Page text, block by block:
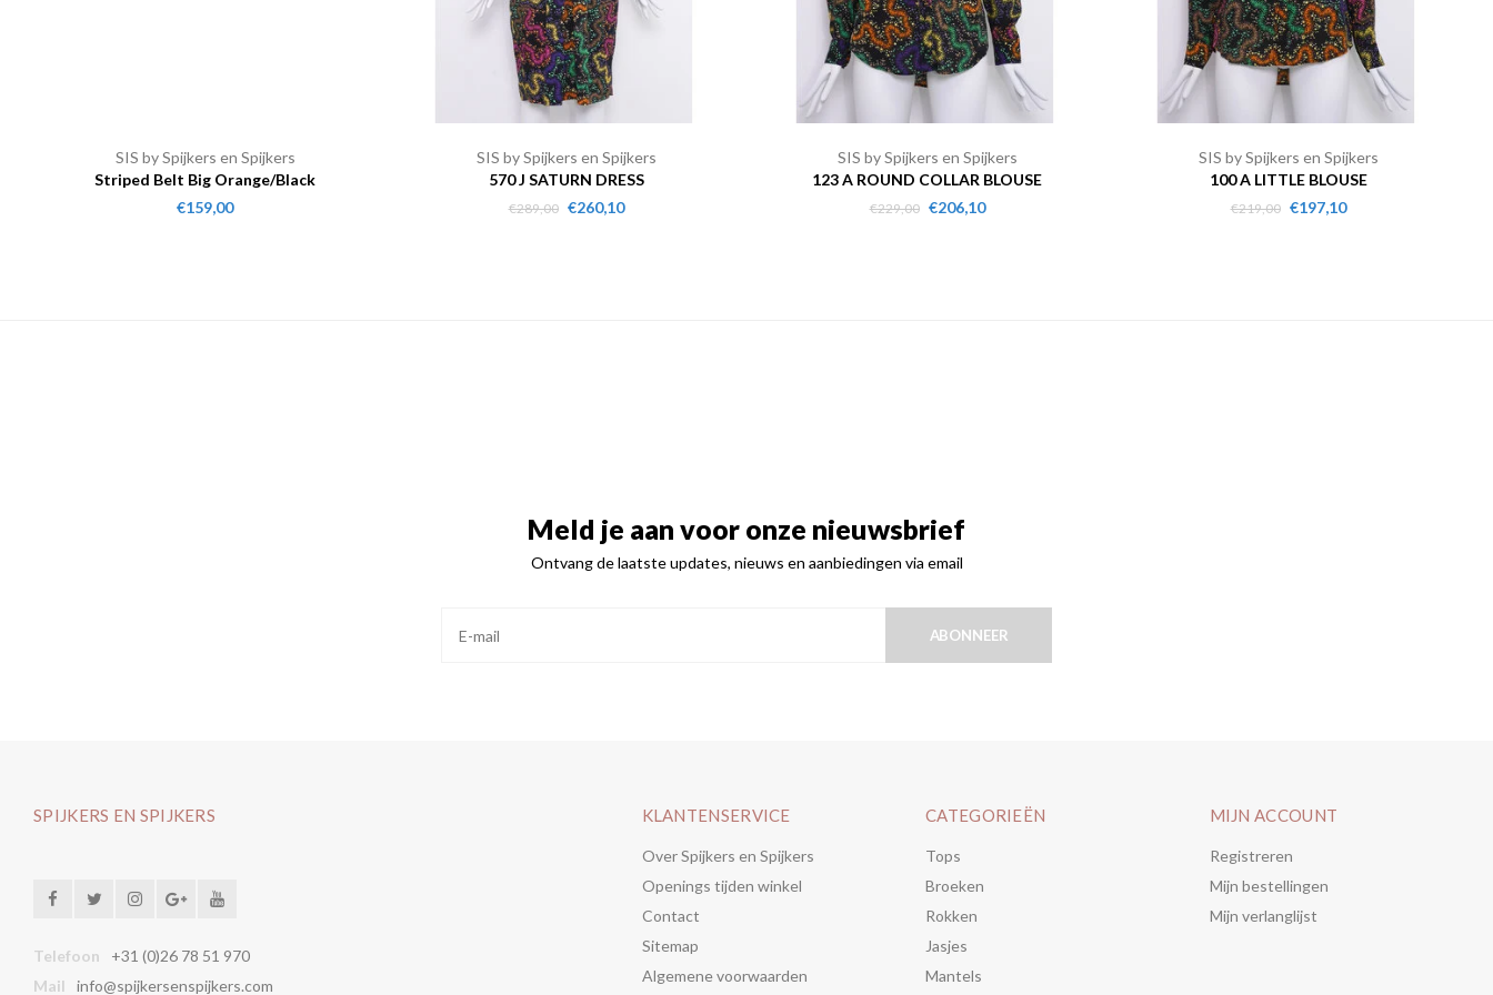
SIS by Spijkers en Spijkers
Striped Belt Big Orange/Black
€159,00
SIS by Spijkers en Spijkers
570 J SATURN DRESS
€289,00 €260,10
SIS by Spijkers en Spijkers
123 A ROUND COLLAR BLOUSE
€229,00 €206,10
SIS by Spijkers en Spijkers
100 A LITTLE BLOUSE
€219,00 €197,10
Meld je aan voor onze nieuwsbrief
Ontvang de laatste updates, nieuws en aanbiedingen via email
ABONNEER
SPIJKERS EN SPIJKERS
Telefoon
+31 (0)26 78 51 970
Mail
info@spijkersenspijkers.com
KLANTENSERVICE
Over Spijkers en Spijkers
Openings tijden winkel
Contact
Sitemap
Algemene voorwaarden
CATEGORIEËN
Tops
Broeken
Rokken
Jasjes
Mantels
MIJN ACCOUNT
Registreren
Mijn bestellingen
Mijn verlanglijst